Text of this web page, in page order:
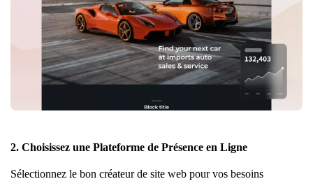
2. Choisissez une Plateforme de Présence en Ligne
Sélectionnez le bon créateur de site web pour vos besoins